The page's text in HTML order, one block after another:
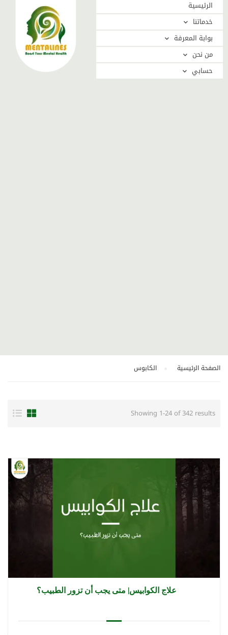
الرئيسية
خدماتنا
بوابة المعرفة
من نحن
حسابي
الصفحة الرئيسية الكابوس
Showing 1-24 of 342 results
علاج الكوابيس| متى يجب أن تزور الطبيب؟